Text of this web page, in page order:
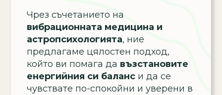
Чрез съчетанието на
вибрационната медицина и
астропсихологията, ние
предлагаме цялостен подход,
който ви помага да възстановите
енергийния си баланс и да се
чувствате по-спокойни и уверени в